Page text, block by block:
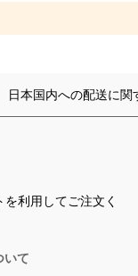
日本国内への配送に関
利用してご注文く
いて